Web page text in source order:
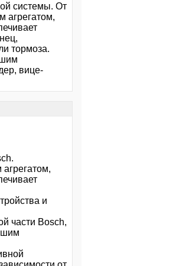
системы. От
агрегатом,
тормоза.
вице-
и
части Bosch,